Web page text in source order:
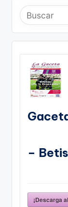
–
¡Descarga